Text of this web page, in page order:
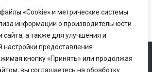
«Cookie» и метрические системы
информации о производительности
сайта, а также для улучшения и
настройки предоставления
кнопку «Принять» или продолжая
вы соглашаетесь на обработку
Ассоциация «Некоммерческого